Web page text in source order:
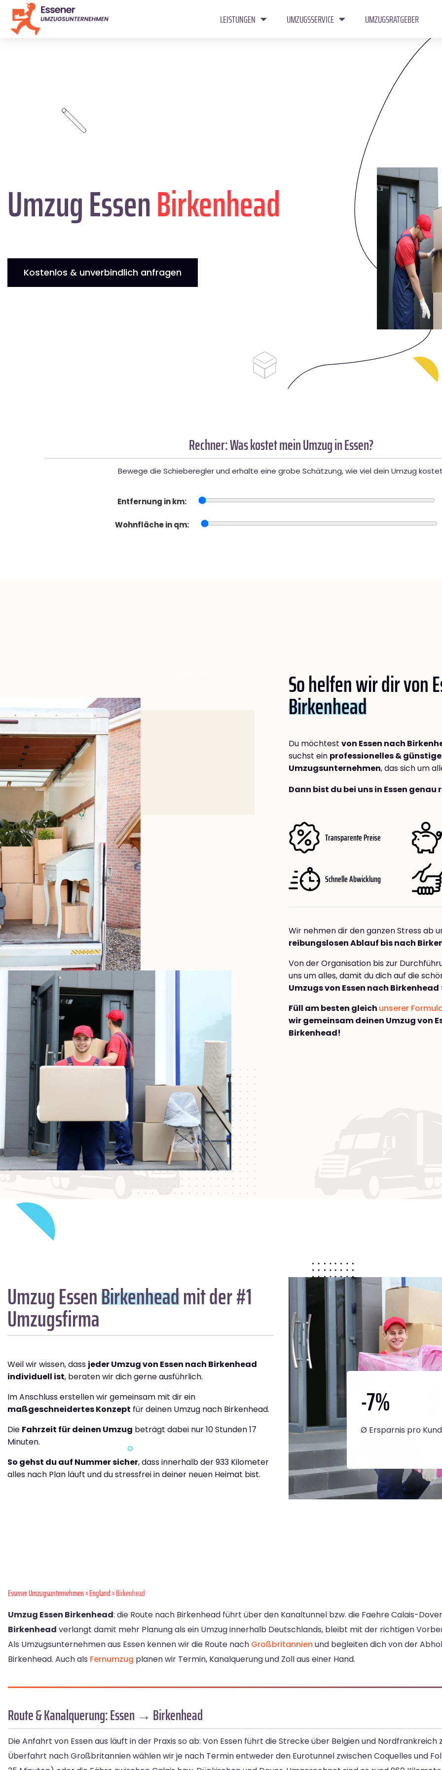
LEISTUNGEN UMZUGSSERVICE UMZUGSRATGEBER
Umzug EssenBirkenhead
Kostenlos & unverbindlich anfragen
Rechner: Was kostet mein Umzug in Essen?
Bewege die Schieberegler und erhalte eine grobe Schätzung, wie viel dein Umzug
Entfernung in km:
Wohnfläche in qm:
So helfen wir dir von
Birkenhead
Du möchtest von Essen nach
suchst ein professionelles &
Umzugsunternehmen, das sich um
Dann bist du bei uns in Essen
Transparente Preise
Schnelle Abwicklung
Wir nehmen dir den ganzen Stress ab
reibungslosen Ablauf bis nach
Von der Organisation bis zur
uns um alles, damit du dich auf die
Umzugs von Essen nach Birkenhead
Füll am besten gleich unserer
wir gemeinsam deinen Umzug von
Birkenhead!
Umzug EssenBirkenheadmit der #1
Umzugsfirma
Weil wir wissen, dass jeder Umzug von Essen nach Birkenhead
individuell ist, beraten wir dich gerne ausführlich.
Im Anschluss erstellen wir gemeinsam mit dir ein
maßgeschneidertes Konzept für deinen Umzug nach Birkenhead.
Die Fahrzeit für deinen Umzug beträgt dabei nur 10 Stunden 17
Minuten.
So gehst du auf Nummer sicher, dass innerhalb der 933 Kilometer
alles nach Plan läuft und du stressfrei in deiner neuen Heimat bist.
-7%
Ø Ersparnis pro
Essener Umzugsunternehmen»England» Birkenhead
Umzug Essen Birkenhead: die Route nach Birkenhead führt über den Kanaltunnel bzw. die Faehre Calais-
Birkenhead verlangt damit mehr Planung als ein Umzug innerhalb Deutschlands, bleibt mit der richtigen
Als Umzugsunternehmen aus Essen kennen wir die Route nach Großbritannien und begleiten dich von der
Birkenhead. Auch als Fernumzug planen wir Termin, Kanalquerung und Zoll aus einer Hand.
Route & Kanalquerung: Essen → Birkenhead
Die Anfahrt von Essen aus läuft in der Praxis so ab: Von Essen führt die Strecke über Belgien und Nordfrankreich
Überfahrt nach Großbritannien wählen wir je nach Termin entweder den Eurotunnel zwischen Coquelles und